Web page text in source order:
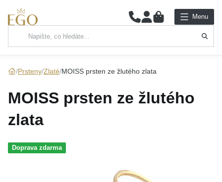
0 Menu
Hlavní kategorie
Prsteny Zlaté MOISS prsten ze žlutého zlata
MOISS prsten ze žlutého
zlata
Doprava zdarma